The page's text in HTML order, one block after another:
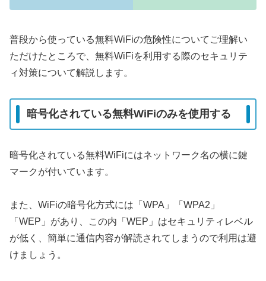
普段から使っている無料WiFiの危険性についてご理解い
ただけたところで、無料WiFiを利用する際のセキュリテ
ィ対策について解説します。
暗号化されている無料WiFiのみを使用する
暗号化されている無料WiFiにはネットワーク名の横に鍵
マークが付いています。
また、WiFiの暗号化方式には「WPA」「WPA2」
「WEP」があり、この内「WEP」はセキュリティレベル
が低く、簡単に通信内容が解読されてしまうので利用は避
けましょう。